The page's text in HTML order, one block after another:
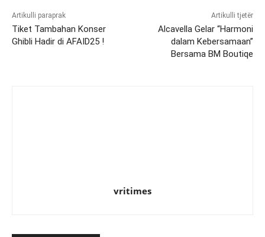
Artikulli paraprak
Tiket Tambahan Konser
Ghibli Hadir di AFAID25 !
Artikulli tjetër
Alcavella Gelar “Harmoni
dalam Kebersamaan”
Bersama BM Boutiqe
vritimes